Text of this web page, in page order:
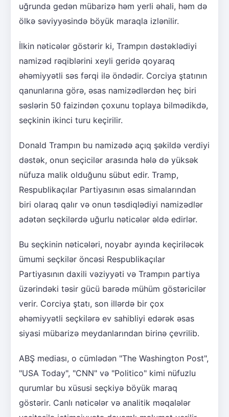
uğrunda gedən mübarizə həm yerli əhali, həm də
ölkə səviyyəsində böyük maraqla izlənilir.
İlkin nəticələr göstərir ki, Trampın dəstəklədiyi
namizəd rəqiblərini xeyli geridə qoyaraq
əhəmiyyətli səs fərqi ilə öndədir. Corciya ştatının
qanunlarına görə, əsas namizədlərdən heç biri
səslərin 50 faizindən çoxunu toplaya bilmədikdə,
seçkinin ikinci turu keçirilir.
Donald Trampın bu namizədə açıq şəkildə verdiyi
dəstək, onun seçicilər arasında hələ də yüksək
nüfuza malik olduğunu sübut edir. Tramp,
Respublikaçılar Partiyasının əsas simalarından
biri olaraq qalır və onun təsdiqlədiyi namizədlər
adətən seçkilərdə uğurlu nəticələr əldə edirlər.
Bu seçkinin nəticələri, noyabr ayında keçiriləcək
ümumi seçkilər öncəsi Respublikaçılar
Partiyasının daxili vəziyyəti və Trampın partiya
üzərindəki təsir gücü barədə mühüm göstəricilər
verir. Corciya ştatı, son illərdə bir çox
əhəmiyyətli seçkilərə ev sahibliyi edərək əsas
siyasi mübarizə meydanlarından birinə çevrilib.
ABŞ mediası, o cümlədən "The Washington Post",
"USA Today", "CNN" və "Politico" kimi nüfuzlu
qurumlar bu xüsusi seçkiyə böyük maraq
göstərir. Canlı nəticələr və analitik məqalələr